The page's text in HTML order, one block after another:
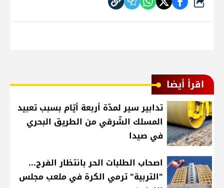
شارك
اقرأ أيضا
تدابير سير لمدّة أربعة أيّام بسبب تعبيد
المسلك الشّرقي من الطريق البحري
في صيدا
اصحاب الطلبات الحر بانتظار الفرج...
"التربية" ترمي الكرة في ملعب مجلس